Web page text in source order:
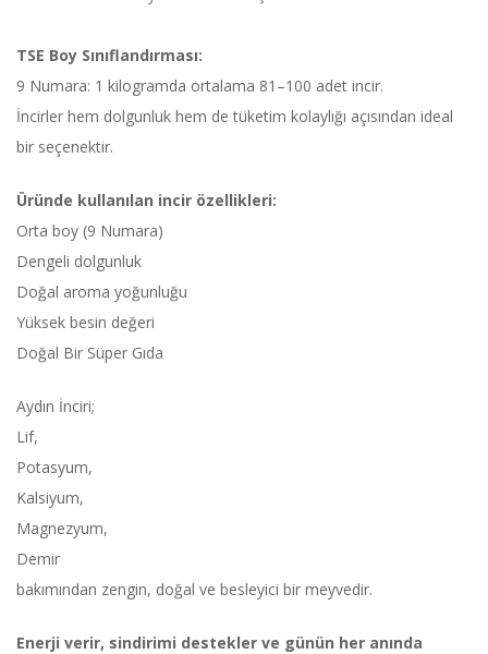
TSE Boy Sınıflandırması:
9 Numara: 1 kilogramda ortalama 81–100 adet incir.
İncirler hem dolgunluk hem de tüketim kolaylığı açısından ideal
bir seçenektir.
Üründe kullanılan incir özellikleri:
Orta boy (9 Numara)
Dengeli dolgunluk
Doğal aroma yoğunluğu
Yüksek besin değeri
Doğal Bir Süper Gıda
Aydın İnciri;
Lif,
Potasyum,
Kalsiyum,
Magnezyum,
Demir
bakımından zengin, doğal ve besleyici bir meyvedir.
Enerji verir, sindirimi destekler ve günün her anında